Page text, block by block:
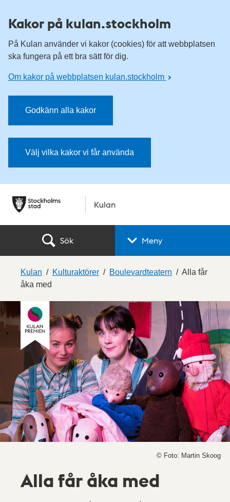
Kakor på kulan.stockholm
På Kulan använder vi kakor (cookies) för att webbplatsen
ska fungera på ett bra sätt för dig.
Om kakor på webbplatsen kulan.stockholm
Godkänn alla kakor
Välj vilka kakor vi får använda
Kulan
Sök Meny
Kulan Kulturaktörer Boulevardteatern
Alla får
åka med
© Foto: Martin Skoog
Alla får åka med